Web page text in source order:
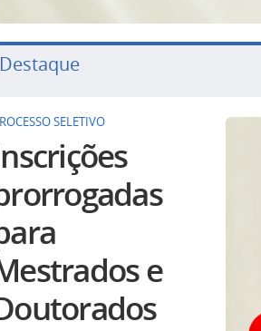
Destaque
SELETIVO
e